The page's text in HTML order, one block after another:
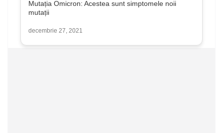
Mutația Omicron: Acestea sunt simptomele noii
mutații
decembrie 27, 2021